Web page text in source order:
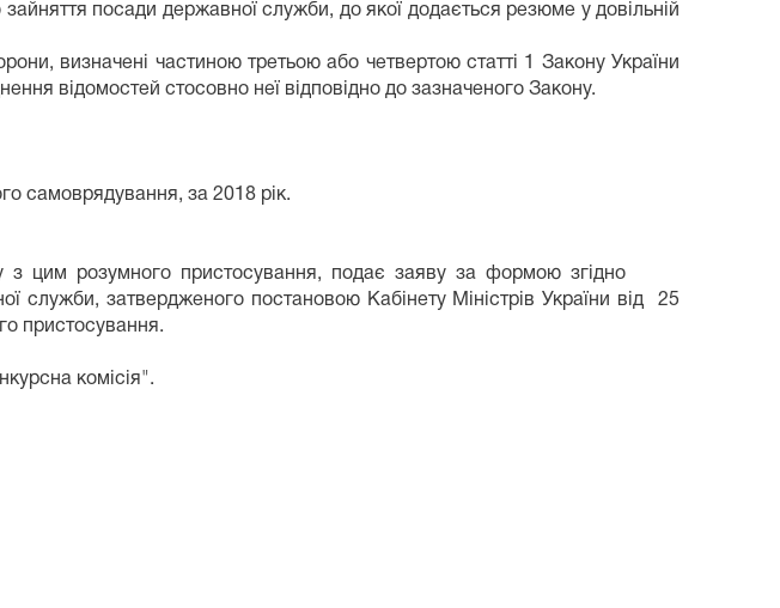
посади державної служби, до якої додається резюме у довільній
визначені частиною третьою або четвертою статті 1 Закону України
відомостей стосовно неї відповідно до зазначеного Закону.
самоврядування, за 2018 рік.
з цим розумного пристосування, подає заяву за формою згідно
затвердженого постановою Кабінету Міністрів України від 25
пристосування.
комісія".